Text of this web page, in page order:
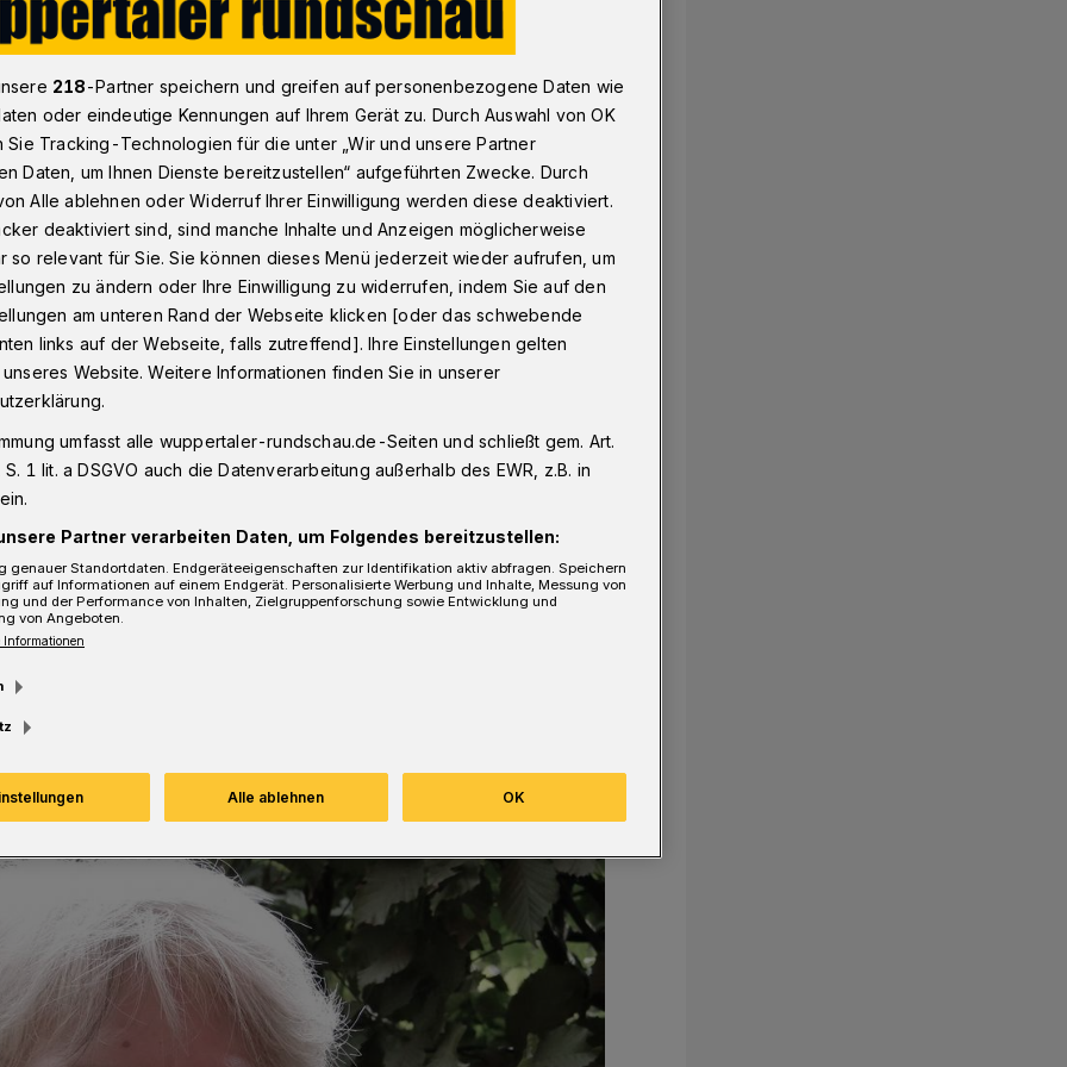
Literatur von großen Autorinnen
von großen
Schriftstellerin Christiane Gibiec ist zu
Wuppertal. Am 26. Januar 2023
sich mit zwei der größten
beschäftigen. Beginn ist um 18 Uhr in
Eintritt ist kostenlos.
218-Partner speichern und greifen auf personenbezogene Daten wie
oder eindeutige Kennungen auf Ihrem Gerät zu. Durch Auswahl von OK
Sie Tracking-Technologien für die unter „Wir und unsere Partner
Daten, um Ihnen Dienste bereitzustellen“ aufgeführten Zwecke. Durch
Alle ablehnen oder Widerruf Ihrer Einwilligung werden diese deaktiviert.
deaktiviert sind, sind manche Inhalte und Anzeigen möglicherweise
so relevant für Sie. Sie können dieses Menü jederzeit wieder aufrufen, um
zu ändern oder Ihre Einwilligung zu widerrufen, indem Sie auf den
am unteren Rand der Webseite klicken [oder das schwebende
links auf der Webseite, falls zutreffend]. Ihre Einstellungen gelten
Website. Weitere Informationen finden Sie in unserer
umfasst alle wuppertaler-rundschau.de-Seiten und schließt gem. Art.
1 lit. a DSGVO auch die Datenverarbeitung außerhalb des EWR, z.B. in
Partner verarbeiten Daten, um Folgendes bereitzustellen:
genauer Standortdaten. Endgeräteeigenschaften zur Identifikation aktiv abfragen. Speichern
auf Informationen auf einem Endgerät. Personalisierte Werbung und Inhalte, Messung von
und der Performance von Inhalten, Zielgruppenforschung sowie Entwicklung und
von Angeboten.
Alle ablehnen OK